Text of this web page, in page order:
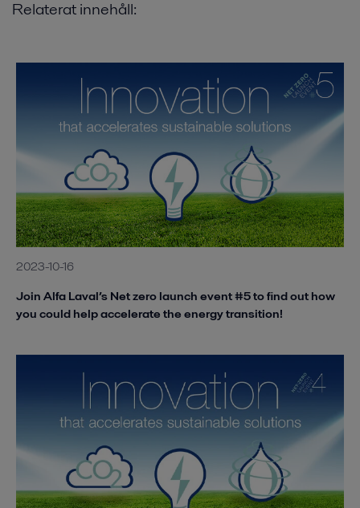
Relaterat innehåll:
2023-10-16
Join Alfa Laval’s Net zero launch event #5 to find out how
you could help accelerate the energy transition!